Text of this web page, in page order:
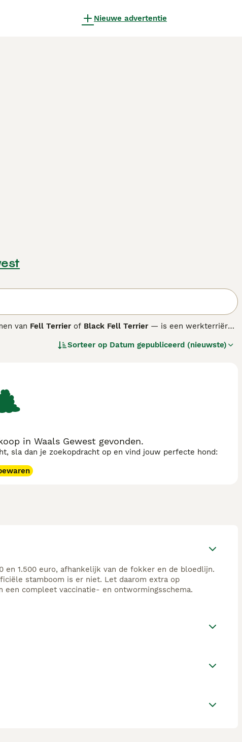
Nieuwe advertentie
van Fell Terrier of Black Fell Terrier — is een werkterriër
Het ras is niet erkend door de Engelse Kennel Club of
ongeveer 25 tot 38 cm en een gewicht rond de 5 tot 6 kg. De
zelfverzekerde en energieke hond met een sterke jachtdrift;
consequente opvoeding, goede socialisatie en dagelijks
prima functioneren als huishond en gaat hij goed om met
Sorteer op Datum gepubliceerd (nieuwste)
in Waals Gewest gevonden.
sla dan je zoekopdracht op en vind jouw perfecte hond:
en 1.500 euro, afhankelijk van de fokker en de bloedlijn.
stamboom is er niet. Let daarom extra op
een compleet vaccinatie- en ontwormingsschema.